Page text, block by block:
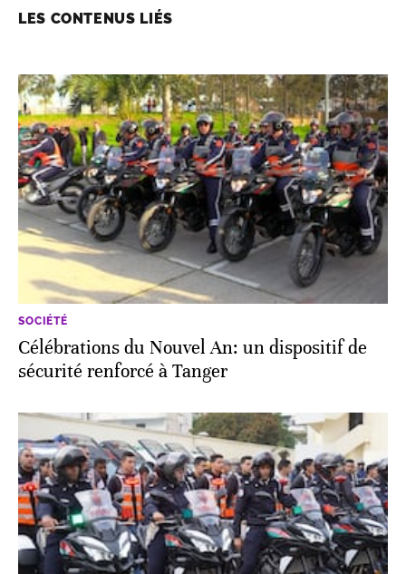
LES CONTENUS LIÉS
SOCIÉTÉ
Célébrations du Nouvel An: un dispositif de
sécurité renforcé à Tanger